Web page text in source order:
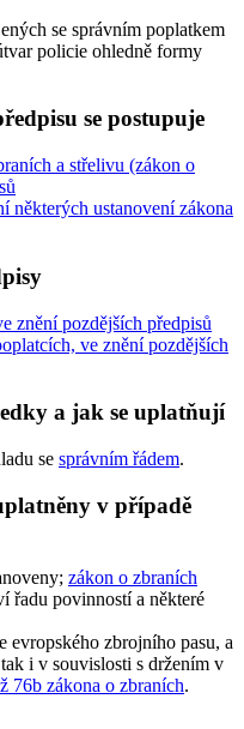
se správním poplatkem
policie ohledně formy
se postupuje
a střelivu (zákon o
některých ustanovení zákona
znění pozdějších předpisů
ve znění pozdějších
a jak se uplatňují
se správním řádem.
v případě
zákon o zbraních
řadu povinností a některé
evropského zbrojního pasu, a
i v souvislosti s držením v
76b zákona o zbraních.